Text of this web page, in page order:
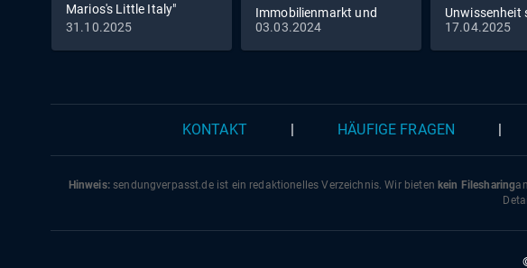
Marios's Little Italy"
31.10.2025
Immobilienmarkt und
Romantik pur - Die
Reimanns erneuern ihr
03.03.2024
Unwissenheit
Strafe nicht -
Begegnung
17.04.2025
KONTAKT HÄUFIGE FRAGEN
Hinweis:sendungverpasst.deist ein redaktionelles Verzeichnis. Wir bieten kein Filesharing